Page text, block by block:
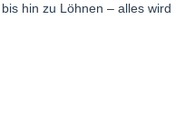
hin zu Löhnen – alles wird